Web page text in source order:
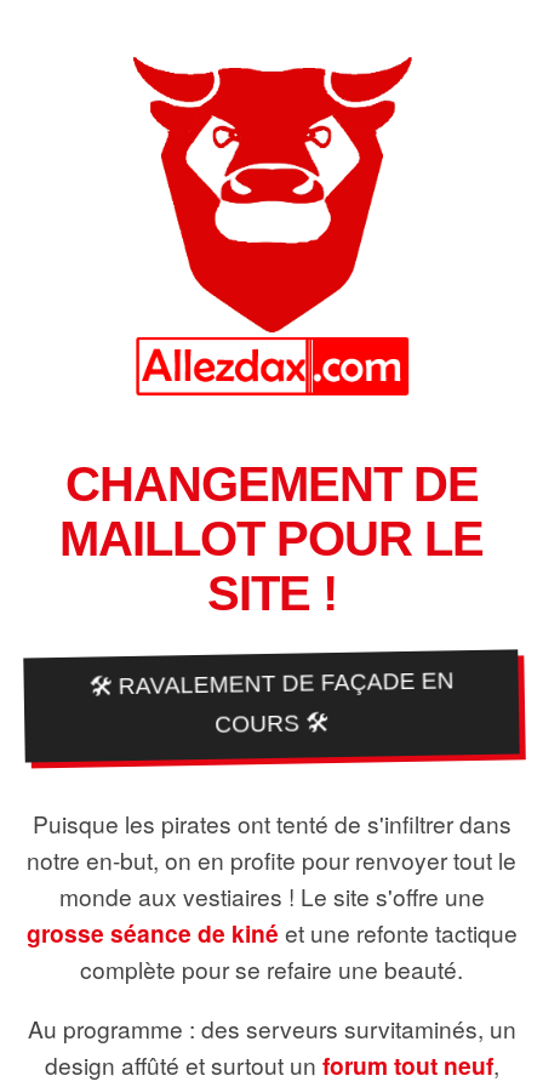
CHANGEMENT DE
MAILLOT POUR LE
SITE !
🛠️ RAVALEMENT DE FAÇADE EN
COURS 🛠️
Puisque les pirates ont tenté de s'infiltrer dans
notre en-but, on en profite pour renvoyer tout le
monde aux vestiaires ! Le site s'offre une
grosse séance de kiné et une refonte tactique
complète pour se refaire une beauté.
Au programme : des serveurs survitaminés, un
design affûté et surtout un forum tout neuf,